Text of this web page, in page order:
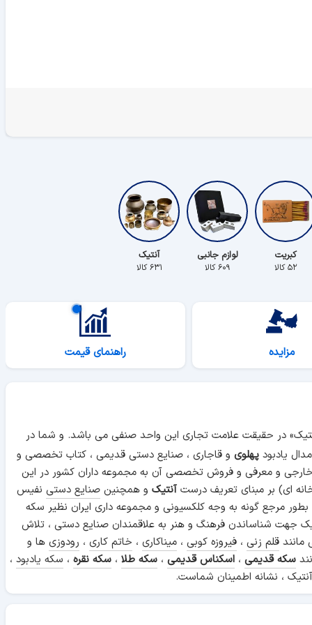
کبریت
۵۲ کالا
لوازم جانبی
۶۰۹ کالا
آنتیک
۶۳۱ کالا
مزایده راهنمای قیمت
در حقیقت علامت تجاری این واحد صنفی می باشد. و شما در
یادبود پهلوی و قاجاری ، صنایع دستی قدیمی ، کتاب تخصصی و
خارجی و معرفی و فروش تخصصی آن به مجموعه داران کشور در این
ای) بر مبنای تعریف درست آنتیک و همچنین صنایع دستی نفیس
مرجع گونه به وجه کلکسیونی و مجموعه داری ایران نظیر سکه
جهت شناساندن فرهنگ و هنر به علاقمندان صنایع دستی ، تلاش
مانند قلم زنی ، فیروزه کوبی ، میناکاری ، خاتم کاری ، رودوزی ها و
سکه قدیمی ، اسکناس قدیمی ، سکه طلا ، سکه نقره ، سکه یادبود ،
، نشانه اطمینان شماست.